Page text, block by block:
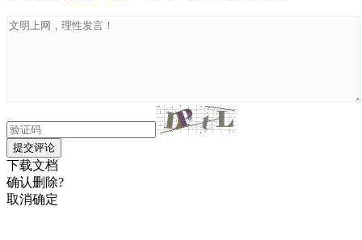
提交评论
下载文档
确认删除?
取消确定